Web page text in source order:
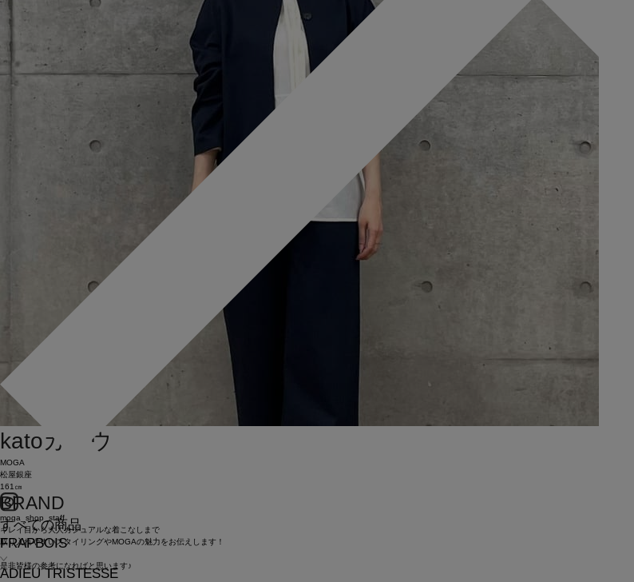
BRAND
すべての商品
FRAPBOIS
ADIEU TRISTESSE
katoカトウ
MOGA
松屋銀座
161㎝
moga_shop_staff
キレイ目から大人カジュアルな着こなしまで
取り入れやすいスタイリングやMOGAの魅力をお伝えします！
是非皆様の参考になればと思います♪